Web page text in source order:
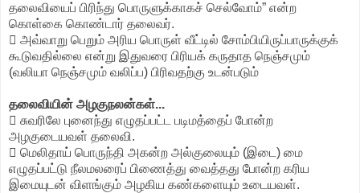
தலைவியைப் பிரிந்து பொருளுக்காகச் செல்வோம்” என்ற
கொள்கை கொண்டார் தலைவர்.
 அவ்வாறு பெறும் அரிய பொருள் வீட்டில் சோம்பியிருப்பாருக்குக்
கூடுவதில்லை என்று இதுவரை பிரியக் கருதாத நெஞ்சமும்
(வலியா நெஞ்சமும் வலிப்ப) பிரிவதற்கு உடன்படும்
தலைவியின் அழகுநலன்கள்...
 சுவரிலே புனைந்து எழுதப்பட்ட படிமத்தைப் போன்ற
அழகுடையவள் தலைவி.
 மெலிதாய் பொருந்தி அகன்ற அல்குலையும் (இடை) மை
எழுதப்பட்டு நீலமலரைப் பிணைத்து வைத்தது போன்ற கரிய
இமையுடன் விளங்கும் அழகிய கண்களையும் உடையவள்.